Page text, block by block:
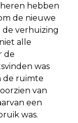
hebben
de nieuwe
de verhuizing
alle
de
was
de ruimte
van
een
was.